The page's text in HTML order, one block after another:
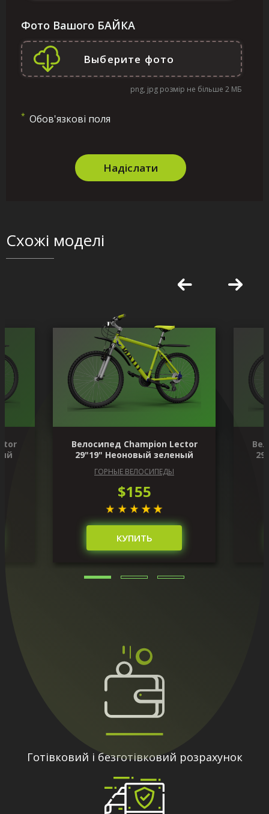
Фото Вашого БАЙКА
png, jpg розмір не більше 2 МБ
* Обов'язкові поля
Надіслати
Схожі моделі
Велосипед Champion Lector
29"19" Неоновый зеленый
ГОРНЫЕ ВЕЛОСИПЕДЫ
$155
КУПИТЬ
Готівковий і безготівковий розрахунок